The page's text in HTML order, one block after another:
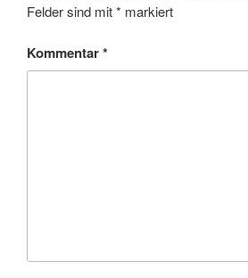
Felder sind mit* markiert
Kommentar*